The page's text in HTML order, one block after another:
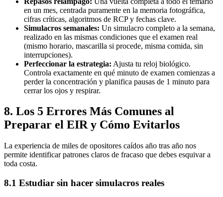
en un mes, centrada puramente en la memoria fotográfica,
cifras críticas, algoritmos de RCP y fechas clave.
Simulacros semanales: Un simulacro completo a la semana,
realizado en las mismas condiciones que el examen real
(mismo horario, mascarilla si procede, misma comida, sin
interrupciones).
Perfeccionar la estrategia: Ajusta tu reloj biológico.
Controla exactamente en qué minuto de examen comienzas a
perder la concentración y planifica pausas de 1 minuto para
cerrar los ojos y respirar.
8. Los 5 Errores Más Comunes al
Preparar el EIR y Cómo Evitarlos
La experiencia de miles de opositores caídos año tras año nos
permite identificar patrones claros de fracaso que debes esquivar a
toda costa.
8.1 Estudiar sin hacer simulacros reales